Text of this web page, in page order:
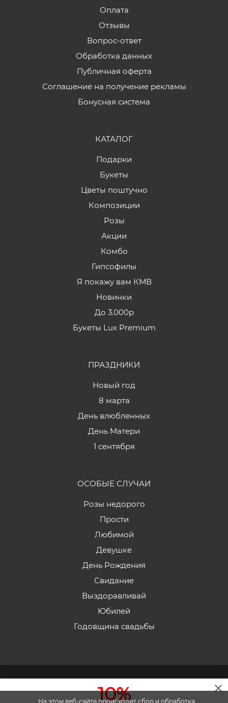
10%
На этом веб-сайте происходит сбор и обработка
Оплата
Отзывы
Вопрос-ответ
Обработка данных
Публичная оферта
Соглашение на получение рекламы
Бонусная система
КАТАЛОГ
Подарки
Букеты
Цветы поштучно
Композиции
Розы
Акции
Комбо
Гипсофилы
Я покажу вам КМВ
Новинки
До 3.000р
Букеты Lux Premium
ПРАЗДНИКИ
Новый год
8 марта
День влюбленных
День Матери
1 сентября
ОСОБЫЕ СЛУЧАИ
Розы недорого
Прости
Любимой
Девушке
День Рождения
Свидание
Выздоравливай
Юбилей
Годовщина свадьбы
2026 © «Эдельвейс» - Интернет-магазин доставки
цветов в Пятигорске.